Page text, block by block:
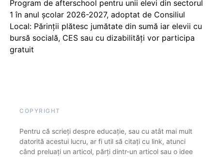
Program de afterschool pentru unii elevi din sectorul
1 în anul școlar 2026-2027, adoptat de Consiliul
Local: Părinții plătesc jumătate din sumă iar elevii cu
bursă socială, CES sau cu dizabilităţi vor participa
gratuit
COPYRIGHT
Pentru că scrieți despre educație, sau cu atât mai mult
datorită acestui lucru, ar fi util să citați cu link, atunci
când preluați un articol, părți dintr-un articol sau o idee